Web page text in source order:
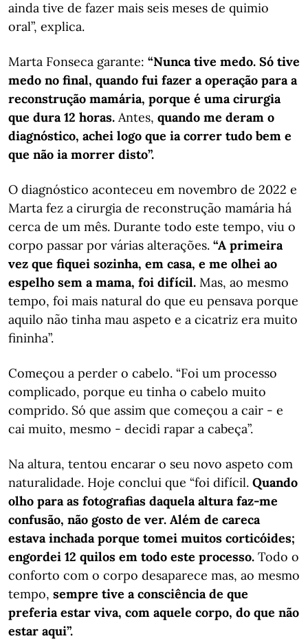
ainda tive de fazer mais seis meses de quimio
oral”, explica.
Marta Fonseca garante: “Nunca tive medo. Só tive
medo no final, quando fui fazer a operação para a
reconstrução mamária, porque é uma cirurgia
que dura 12 horas. Antes, quando me deram o
diagnóstico, achei logo que ia correr tudo bem e
que não ia morrer disto”.
O diagnóstico aconteceu em novembro de 2022 e
Marta fez a cirurgia de reconstrução mamária há
cerca de um mês. Durante todo este tempo, viu o
corpo passar por várias alterações. “A primeira
vez que fiquei sozinha, em casa, e me olhei ao
espelho sem a mama, foi difícil. Mas, ao mesmo
tempo, foi mais natural do que eu pensava porque
aquilo não tinha mau aspeto e a cicatriz era muito
fininha”.
Começou a perder o cabelo. “Foi um processo
complicado, porque eu tinha o cabelo muito
comprido. Só que assim que começou a cair - e
cai muito, mesmo - decidi rapar a cabeça”.
Na altura, tentou encarar o seu novo aspeto com
naturalidade. Hoje conclui que “foi difícil. Quando
olho para as fotografias daquela altura faz-me
confusão, não gosto de ver. Além de careca
estava inchada porque tomei muitos corticóides;
engordei 12 quilos em todo este processo. Todo o
conforto com o corpo desaparece mas, ao mesmo
tempo, sempre tive a consciência de que
preferia estar viva, com aquele corpo, do que não
estar aqui”.